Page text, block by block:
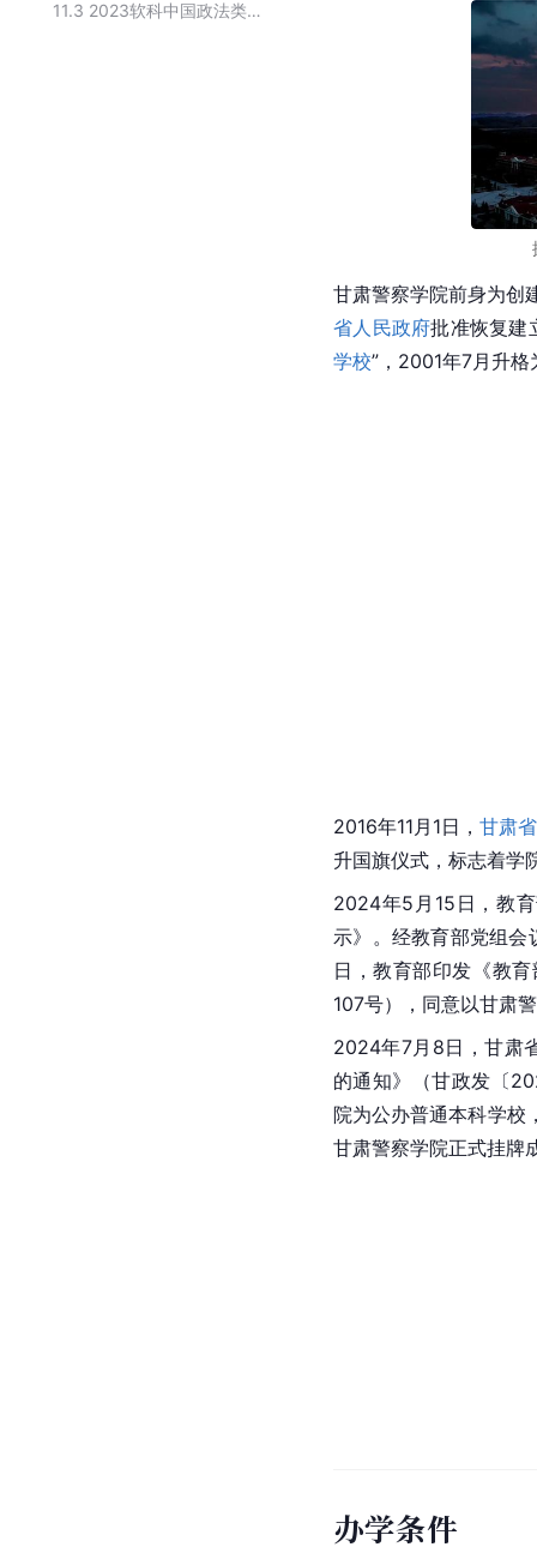
11.3
2023软科中国政法类高职院校排名
甘肃警察学院前身为创
省人民政府批准恢复建
学校”，2001年7月升格
2016年11月1日， 甘肃
升国旗仪式，标志着学
2024年5月15日，教
示》。经教育部党组
日，教育部印发《教
107号），同意以甘肃
2024年7月8日，甘肃
的通知》（甘政发〔
院为公办普通本科学校
甘肃警察学院正式挂牌
办学条件